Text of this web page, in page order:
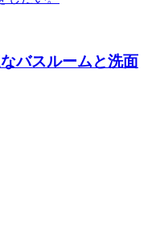
バスルームと洗面